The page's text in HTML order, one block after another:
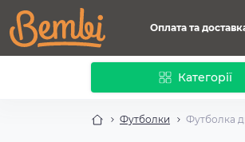
Оплата та
Категорії
Футболки Футболка